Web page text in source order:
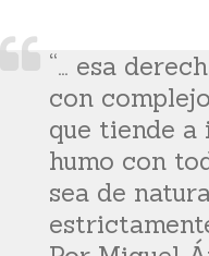
“… esa
con
que tiende
humo con
sea de